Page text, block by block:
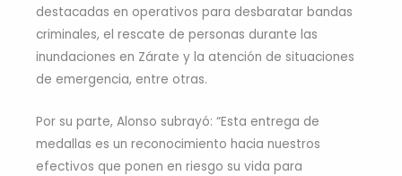
destacadas en operativos para desbaratar bandas
criminales, el rescate de personas durante las
inundaciones en Zárate y la atención de situaciones
de emergencia, entre otras.
Por su parte, Alonso subrayó: “Esta entrega de
medallas es un reconocimiento hacia nuestros
efectivos que ponen en riesgo su vida para